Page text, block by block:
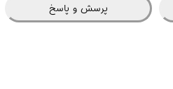
پرسش و پاسخ